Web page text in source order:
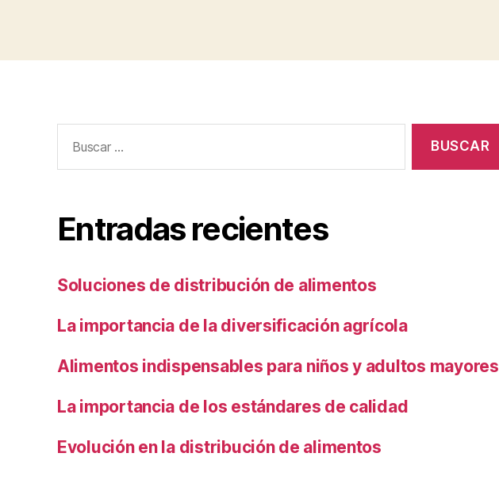
Entradas recientes
Soluciones de distribución de alimentos
La importancia de la diversificación agrícola
Alimentos indispensables para niños y adultos mayores
La importancia de los estándares de calidad
Evolución en la distribución de alimentos